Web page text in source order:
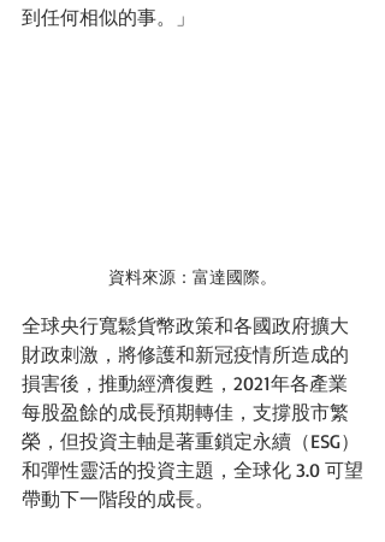
到任何相似的事。」
資料來源：富達國際。
全球央行寬鬆貨幣政策和各國政府擴大
財政刺激，將修護和新冠疫情所造成的
損害後，推動經濟復甦，2021年各產業
每股盈餘的成長預期轉佳，支撐股市繁
榮，但投資主軸是著重鎖定永續（ESG）
和彈性靈活的投資主題，全球化 3.0 可望
帶動下一階段的成長。